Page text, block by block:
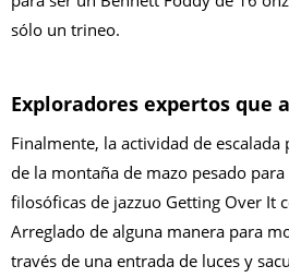
sólo un trineo.
Exploradores expertos que
Finalmente, la actividad de
de la montaña de mazo pesado
filosóficas de jazzuo Getting Over It
Arreglado de alguna manera para
través de una entrada de luces y